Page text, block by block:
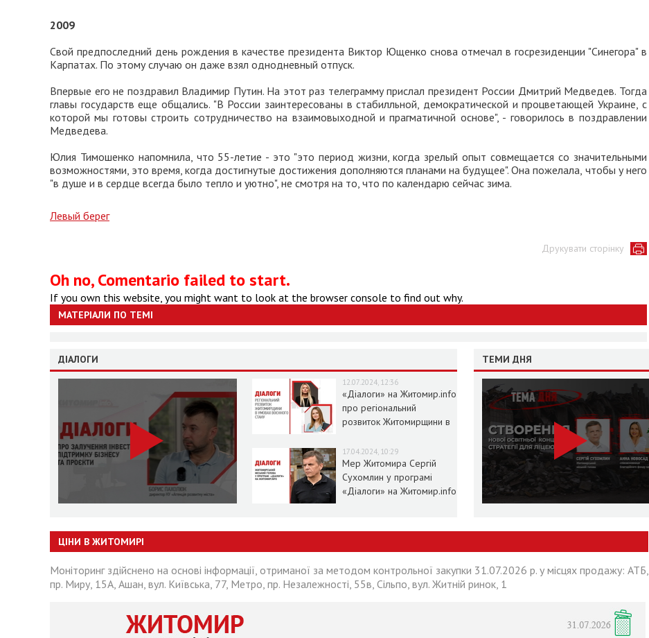
2009
Свой предпоследний день рождения в качестве президента Виктор Ющенко снова отмечал в госрезиденции "Синегора" в
Карпатах. По этому случаю он даже взял однодневный отпуск.
Впервые его не поздравил Владимир Путин. На этот раз телеграмму прислал президент России Дмитрий Медведев. Тогда
главы государств еще общались. "В России заинтересованы в стабилльной, демократической и процветающей Украине, с
которой мы готовы строить сотрудничество на взаимовыходной и прагматичной основе", - говорилось в поздравлении
Медведева.
Юлия Тимошенко напомнила, что 55-летие - это "это период жизни, когда зрелый опыт совмещается со значительными
возможностями, это время, когда достигнутые достижения дополняются планами на будущее". Она пожелала, чтобы у него
"в душе и в сердце всегда было тепло и уютно", не смотря на то, что по календарю сейчас зима.
Левый берег
Друкувати сторінку
Oh no, Comentario failed to start.
If you own this website, you might want to look at the browser console to find out why.
МАТЕРІАЛИ ПО ТЕМІ
ДІАЛОГИ
12.07.2024, 12:36
«Діалоги» на Житомир.info
про регіональний
розвиток Житомирщини в
17.04.2024, 10:29
Мер Житомира Сергій
Сухомлин у програмі
«Діалоги» на Житомир.info
ТЕМИ ДНЯ
ЦІНИ В ЖИТОМИРІ
Моніторинг здійснено на основі інформації, отриманої за методом контрольної закупки 31.07.2026 р. у місцях продажу: АТБ,
пр. Миру, 15А, Ашан, вул. Київська, 77, Метро, пр. Незалежності, 55в, Сільпо, вул. Житній ринок, 1